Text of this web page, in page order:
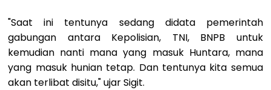
"Saat ini tentunya sedang didata pemerintah
gabungan antara Kepolisian, TNI, BNPB untuk
kemudian nanti mana yang masuk Huntara, mana
yang masuk hunian tetap. Dan tentunya kita semua
akan terlibat disitu," ujar Sigit.